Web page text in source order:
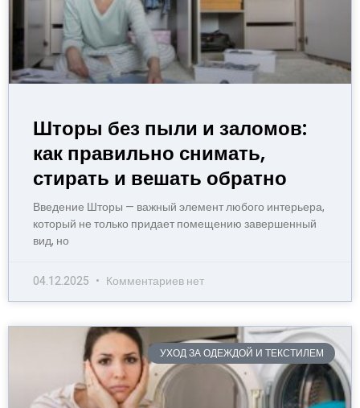
Шторы без пыли и заломов:
как правильно снимать,
стирать и вешать обратно
Введение Шторы — важный элемент любого интерьера,
который не только придает помещению завершенный
вид, но
04.12.2025 Комментариев нет
УХОД ЗА ОДЕЖДОЙ И ТЕКСТИЛЕМ